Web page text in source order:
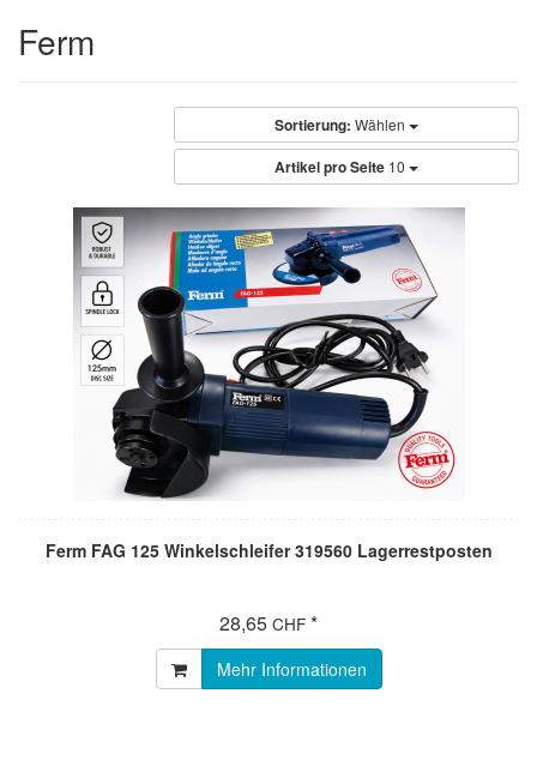
Ferm
Sortierung: Wählen
Artikel pro Seite 10
Ferm FAG 125 Winkelschleifer 319560 Lagerrestposten
28,65 CHF *
Mehr Informationen